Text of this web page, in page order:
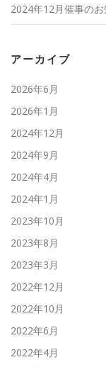
2024年12月催事の
アーカイブ
2026年6月
2026年1月
2024年12月
2024年9月
2024年4月
2024年1月
2023年10月
2023年8月
2023年3月
2022年12月
2022年10月
2022年6月
2022年4月